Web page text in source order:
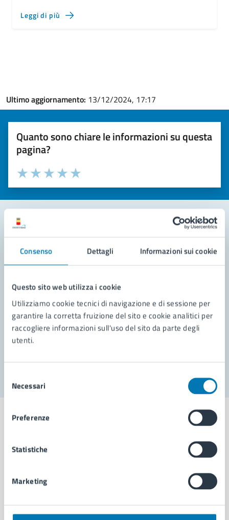
Consenso Dettagli Informazioni sui cookie
Questo sito web utilizza i cookie
Utilizziamo cookie tecnici di navigazione e di sessione per
garantire la corretta fruizione del sito e cookie analitici per
raccogliere informazioni sull'uso del sito da parte degli
utenti.
delNecessari
Preferenze
Statistiche
Marketing
Leggi di più
Ultimo aggiornamento: 13/12/2024, 17:17
Quanto sono chiare le informazioni su questa
pagina?
Valuta la chiarezza delle informazioni (da 1 a 5 stelle)
Seleziona il numero di stelle per valutare la chiarezza delle
Valuta 5 stelle su 5
Valuta 4 stelle su 5
Valuta 3 stelle su 5
Valuta 2 stelle su 5
Valuta 1 stelle su 5
Leggi le domande frequenti
Richiedi assistenza
Prenota appuntamento
Problemi in città
Comune di Napoli
AMMINISTRAZIONE
Organi di governo